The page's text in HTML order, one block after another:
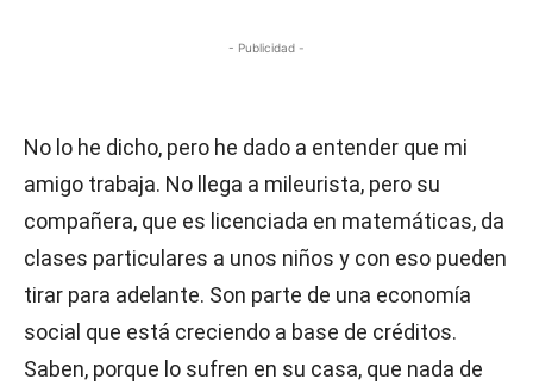
- Publicidad -
No lo he dicho, pero he dado a entender que mi
amigo trabaja. No llega a mileurista, pero su
compañera, que es licenciada en matemáticas, da
clases particulares a unos niños y con eso pueden
tirar para adelante. Son parte de una economía
social que está creciendo a base de créditos.
Saben, porque lo sufren en su casa, que nada de